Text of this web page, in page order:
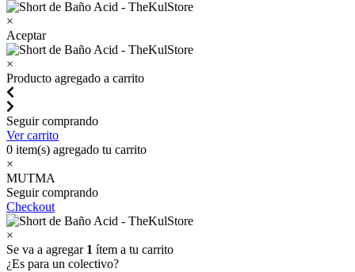
×
Aceptar
×
Producto agregado a carrito
Seguir comprando
Ver carrito
0 item(s) agregado tu carrito
×
MUTMA
Seguir comprando
Checkout
×
Se va a agregar 1 ítem a tu carrito
¿Es para un colectivo?